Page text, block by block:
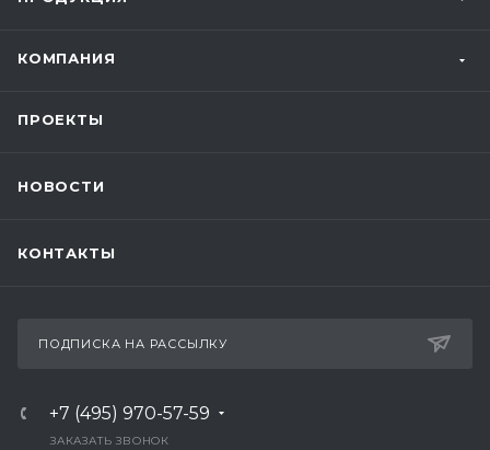
КОМПАНИЯ
ПРОЕКТЫ
НОВОСТИ
КОНТАКТЫ
ПОДПИСКА НА РАССЫЛКУ
+7 (495) 970-57-59
ЗАКАЗАТЬ ЗВОНОК